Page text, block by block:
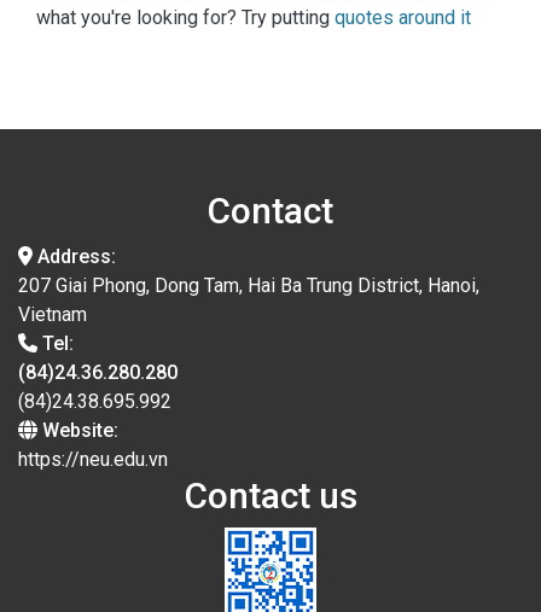
what you're looking for? Try putting quotes around it
Contact
Address:
207 Giai Phong, Dong Tam, Hai Ba Trung District, Hanoi,
Vietnam
Tel:
(84)24.36.280.280
(84)24.38.695.992
Website:
https://neu.edu.vn
Contact us